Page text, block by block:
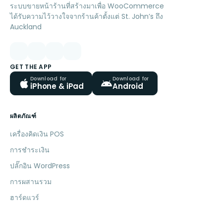
ระบบขายหน้าร้านที่สร้างมาเพื่อ WooCommerce
ได้รับความไว้วางใจจากร้านค้าตั้งแต่ St. John’s ถึง
Auckland
GET THE APP
Download for
iPhone & iPad
Download for
Android
ผลิตภัณฑ์
เครื่องคิดเงิน POS
การชำระเงิน
ปลั๊กอิน WordPress
การผสานรวม
ฮาร์ดแวร์